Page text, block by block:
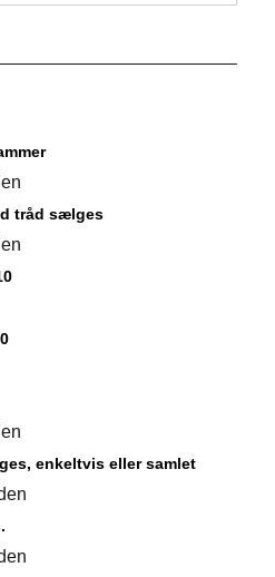
tråd sælges
enkeltvis eller samlet